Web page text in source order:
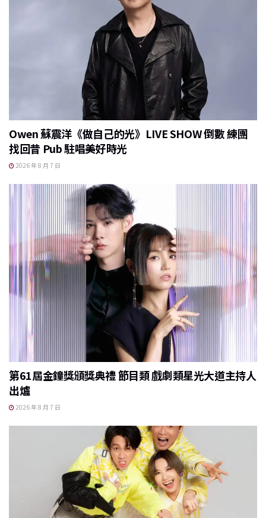
Owen 蘇震洋《做自己的光》LIVE SHOW 倒數 練團
找回昔 Pub 駐唱美好時光
2026 年 8 月 7 日
第61屆金鐘獎頒獎典禮 節目類 戲劇類星光大道主持人
出爐
2026 年 8 月 7 日